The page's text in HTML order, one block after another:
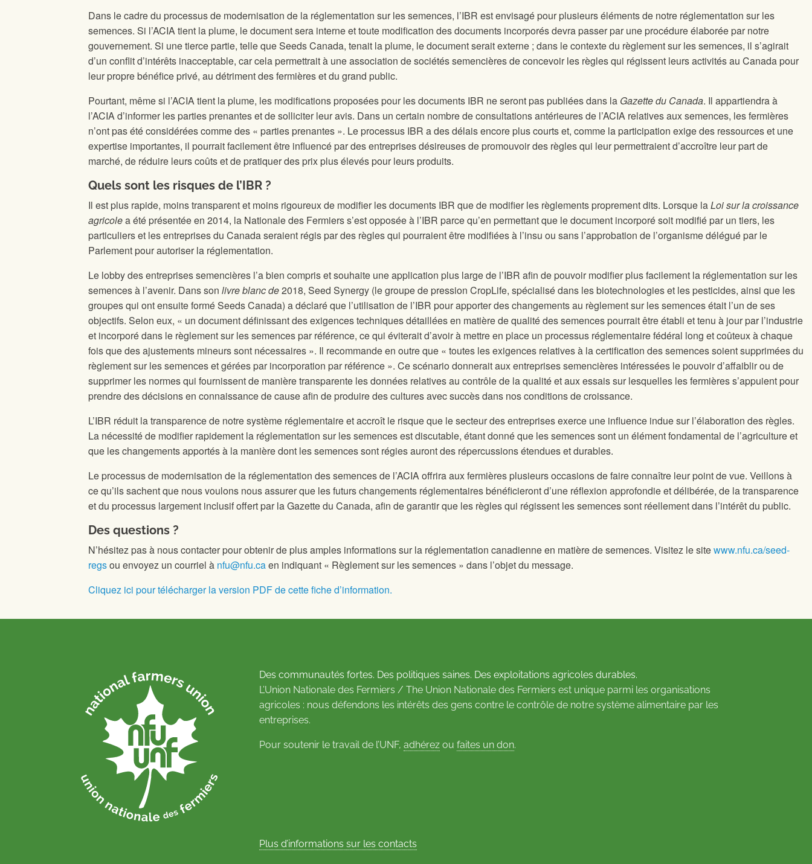
Dans le cadre du processus de modernisation de la réglementation sur les semences, l’IBR est envisagé pour plusieurs éléments de notre réglementation sur les
semences. Si l’ACIA tient la plume, le document sera interne et toute modification des documents incorporés devra passer par une procédure élaborée par notre
gouvernement. Si une tierce partie, telle que Seeds Canada, tenait la plume, le document serait externe ; dans le contexte du règlement sur les semences, il s’agirait
d’un conflit d’intérêts inacceptable, car cela permettrait à une association de sociétés semencières de concevoir les règles qui régissent leurs activités au Canada pour
leur propre bénéfice privé, au détriment des fermières et du grand public.
Pourtant, même si l’ACIA tient la plume, les modifications proposées pour les documents IBR ne seront pas publiées dans la Gazette du Canada. Il appartiendra à
l’ACIA d’informer les parties prenantes et de solliciter leur avis. Dans un certain nombre de consultations antérieures de l’ACIA relatives aux semences, les fermières
n’ont pas été considérées comme des « parties prenantes ». Le processus IBR a des délais encore plus courts et, comme la participation exige des ressources et une
expertise importantes, il pourrait facilement être influencé par des entreprises désireuses de promouvoir des règles qui leur permettraient d’accroître leur part de
marché, de réduire leurs coûts et de pratiquer des prix plus élevés pour leurs produits.
Quels sont les risques de l’IBR ?
Il est plus rapide, moins transparent et moins rigoureux de modifier les documents IBR que de modifier les règlements proprement dits. Lorsque laLoi sur la croissance
agricolea été présentée en 2014, la Nationale des Fermiers s’est opposée à l’IBR parce qu’en permettant que le document incorporé soit modifié par un tiers, les
particuliers et les entreprises du Canada seraient régis par des règles qui pourraient être modifiées à l’insu ou sans l’approbation de l’organisme délégué par le
Parlement pour autoriser la réglementation.
Le lobby des entreprises semencières l’a bien compris et souhaite une application plus large de l’IBR afin de pouvoir modifier plus facilement la réglementation sur les
semences à l’avenir. Dans sonlivre blanc de2018, Seed Synergy (le groupe de pression CropLife, spécialisé dans les biotechnologies et les pesticides, ainsi que les
groupes qui ont ensuite formé Seeds Canada) a déclaré que l’utilisation de l’IBR pour apporter des changements au règlement sur les semences était l’un de ses
objectifs. Selon eux, « un document définissant des exigences techniques détaillées en matière de qualité des semences pourrait être établi et tenu à jour par l’industrie
et incorporé dans le règlement sur les semences par référence, ce qui éviterait d’avoir à mettre en place un processus réglementaire fédéral long et coûteux à chaque
fois que des ajustements mineurs sont nécessaires ». Il recommande en outre que « toutes les exigences relatives à la certification des semences soient supprimées du
règlement sur les semences et gérées par incorporation par référence ». Ce scénario donnerait aux entreprises semencières intéressées le pouvoir d’affaiblir ou de
supprimer les normes qui fournissent de manière transparente les données relatives au contrôle de la qualité et aux essais sur lesquelles les fermières s’appuient pour
prendre des décisions en connaissance de cause afin de produire des cultures avec succès dans nos conditions de croissance.
L’IBR réduit la transparence de notre système réglementaire et accroît le risque que le secteur des entreprises exerce une influence indue sur l’élaboration des règles.
La nécessité de modifier rapidement la réglementation sur les semences est discutable, étant donné que les semences sont un élément fondamental de l’agriculture et
que les changements apportés à la manière dont les semences sont régies auront des répercussions étendues et durables.
Le processus de modernisation de la réglementation des semences de l’ACIA offrira aux fermières plusieurs occasions de faire connaître leur point de vue. Veillons à
ce qu’ils sachent que nous voulons nous assurer que les futurs changements réglementaires bénéficieront d’une réflexion approfondie et délibérée, de la transparence
et du processus largement inclusif offert par la Gazette du Canada, afin de garantir que les règles qui régissent les semences sont réellement dans l’intérêt du public.
Des questions ?
N’hésitez pas à nous contacter pour obtenir de plus amples informations sur la réglementation canadienne en matière de semences. Visitez le sitewww.nfu.ca/seed-
regsou envoyez un courriel à nfu@nfu.caen indiquant « Règlement sur les semences » dans l’objet du message.
Cliquez ici pour télécharger la version PDF de cette fiche d’information.
Des communautés fortes. Des politiques saines. Des exploitations agricoles durables.
L’Union Nationale des Fermiers / The Union Nationale des Fermiers est unique parmi les organisations
agricoles : nous défendons les intérêts des gens contre le contrôle de notre système alimentaire par les
entreprises.
Pour soutenir le travail de l’UNF, adhérez ou faites un don.
Plus d’informations sur les contacts